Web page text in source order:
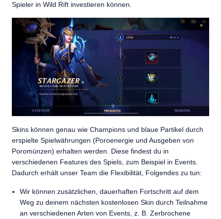
Spieler in Wild Rift investieren können.
Skins können genau wie Champions und blaue Partikel durch
erspielte Spielwährungen (Poroenergie und Ausgeben von
Poromünzen) erhalten werden. Diese findest du in
verschiedenen Features des Spiels, zum Beispiel in Events.
Dadurch erhält unser Team die Flexibilität, Folgendes zu tun:
Wir können zusätzlichen, dauerhaften Fortschritt auf dem
Weg zu deinem nächsten kostenlosen Skin durch Teilnahme
an verschiedenen Arten von Events, z. B. Zerbrochene